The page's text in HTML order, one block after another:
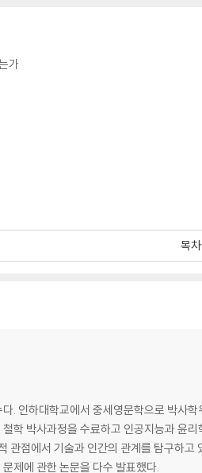
가
목
. 인하대학교에서 중세영문학으로 박사
학 박사과정을 수료하고 인공지능과 윤
관점에서 기술과 인간의 관계를 탐구하
제에 관한 논문을 다수 발표했다.